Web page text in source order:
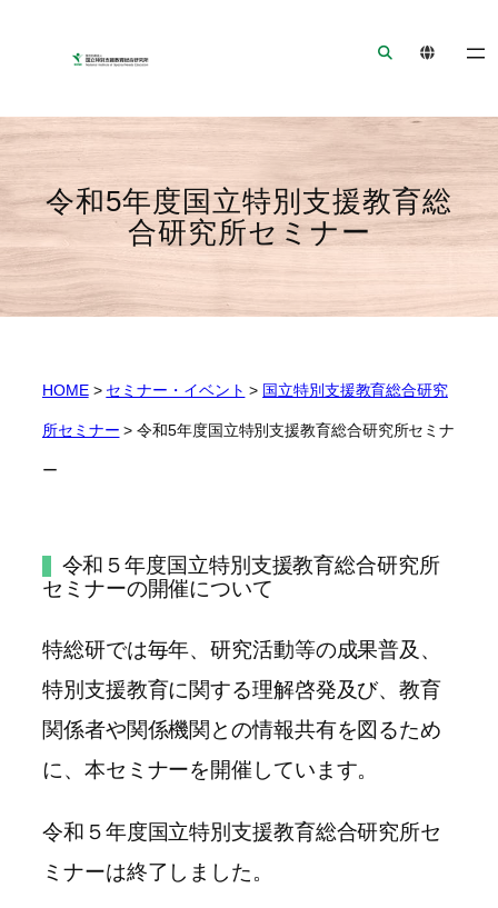
シ
ジ
ャ
ン
へ
ジ
へ
プ
令和5年度国立特別支援教育総
合研究所セミナー
HOME> セミナー・イベント > 国立特別支援教育総合研究
所セミナー >令和5年度国立特別支援教育総合研究所セミナ
ー
令和５年度国立特別支援教育総合研究所
セミナーの開催について
特総研では毎年、研究活動等の成果普及、
特別支援教育に関する理解啓発及び、教育
関係者や関係機関との情報共有を図るため
に、本セミナーを開催しています。
令和５年度国立特別支援教育総合研究所セ
ミナーは終了しました。